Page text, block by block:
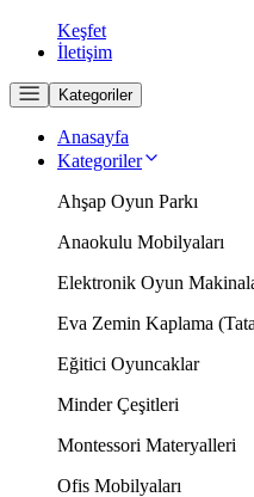
Keşfet
İletişim
Kategoriler
Anasayfa
Kategoriler
Ahşap Oyun Parkı
Anaokulu Mobilyaları
Elektronik Oyun
Eva Zemin Kaplama
Eğitici Oyuncaklar
Minder Çeşitleri
Montessori Materyalleri
Ofis Mobilyaları